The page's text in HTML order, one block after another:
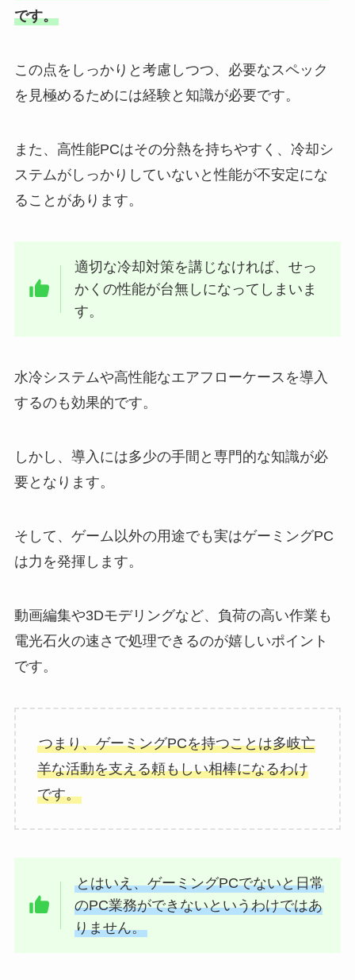
です。
この点をしっかりと考慮しつつ、必要なスペック
を見極めるためには経験と知識が必要です。
また、高性能PCはその分熱を持ちやすく、冷却シ
ステムがしっかりしていないと性能が不安定にな
ることがあります。
適切な冷却対策を講じなければ、せっ
かくの性能が台無しになってしまいま
す。
水冷システムや高性能なエアフローケースを導入
するのも効果的です。
しかし、導入には多少の手間と専門的な知識が必
要となります。
そして、ゲーム以外の用途でも実はゲーミングPC
は力を発揮します。
動画編集や3Dモデリングなど、負荷の高い作業も
電光石火の速さで処理できるのが嬉しいポイント
です。
つまり、ゲーミングPCを持つことは多岐亡
羊な活動を支える頼もしい相棒になるわけ
です。
とはいえ、ゲーミングPCでないと日常
のPC業務ができないというわけではあ
りません。